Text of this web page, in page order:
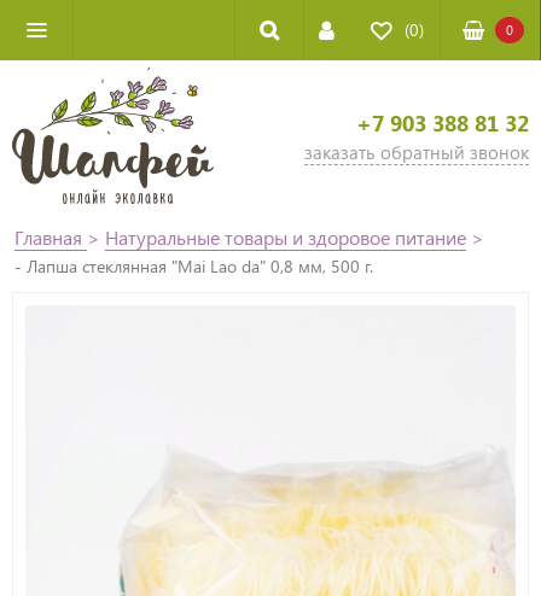
(0) 0
+7 903 388 81 32
заказать обратный звонок
Главная > Натуральные товары и здоровое питание >
- Лапша стеклянная "Mai Lao da" 0,8 мм, 500 г.